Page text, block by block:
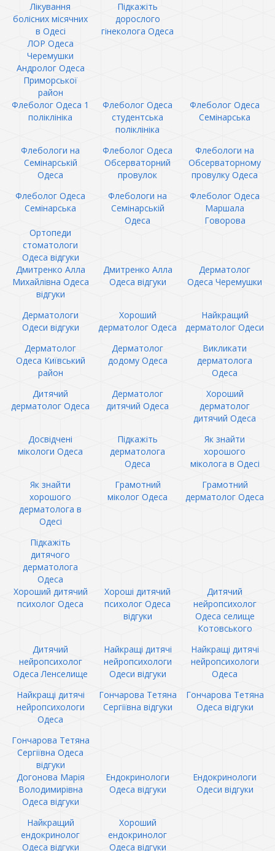
Лікування
болісних місячних
в Одесі
Підкажіть
дорослого
гінеколога Одеса
ЛОР Одеса
Черемушки
Андролог Одеса
Приморської
район
Флеболог Одеса 1
поліклініка
Флеболог Одеса
студентська
поліклініка
Флеболог Одеса
Семінарська
Флебологи на
Семінарській
Одеса
Флеболог Одеса
Обсерваторний
провулок
Флебологи на
Обсерваторному
провулку Одеса
Флеболог Одеса
Семінарська
Флебологи на
Семінарській
Одеса
Флеболог Одеса
Маршала
Говорова
Ортопеди
стоматологи
Одеса відгуки
Дмитренко Алла
Михайлівна Одеса
відгуки
Дмитренко Алла
Одеса відгуки
Дерматолог
Одеса Черемушки
Дерматологи
Одеси відгуки
Хороший
дерматолог Одеса
Найкращий
дерматолог Одеси
Дерматолог
Одеса Київський
район
Дерматолог
додому Одеса
Викликати
дерматолога
Одеса
Дитячий
дерматолог Одеса
Дерматолог
дитячий Одеса
Хороший
дерматолог
дитячий Одеса
Досвідчені
мікологи Одеса
Підкажіть
дерматолога
Одеса
Як знайти
хорошого
міколога в Одесі
Як знайти
хорошого
дерматолога в
Одесі
Грамотний
міколог Одеса
Грамотний
дерматолог Одеса
Підкажіть
дитячого
дерматолога
Одеса
Хороший дитячий
психолог Одеса
Хороші дитячий
психолог Одеса
відгуки
Дитячий
нейропсихолог
Одеса селище
Котовського
Дитячий
нейропсихолог
Одеса Ленселище
Найкращі дитячі
нейропсихологи
Одеси відгуки
Найкращі дитячі
нейропсихологи
Одеса
Найкращі дитячі
нейропсихологи
Одеса
Гончарова Тетяна
Сергіївна відгуки
Гончарова Тетяна
Одеса відгуки
Гончарова Тетяна
Сергіївна Одеса
відгуки
Догонова Марія
Володимирівна
Одеса відгуки
Ендокринологи
Одеса відгуки
Ендокринологи
Одеси відгуки
Найкращий
ендокринолог
Одеса відгуки
Хороший
ендокринолог
Одеса відгуки